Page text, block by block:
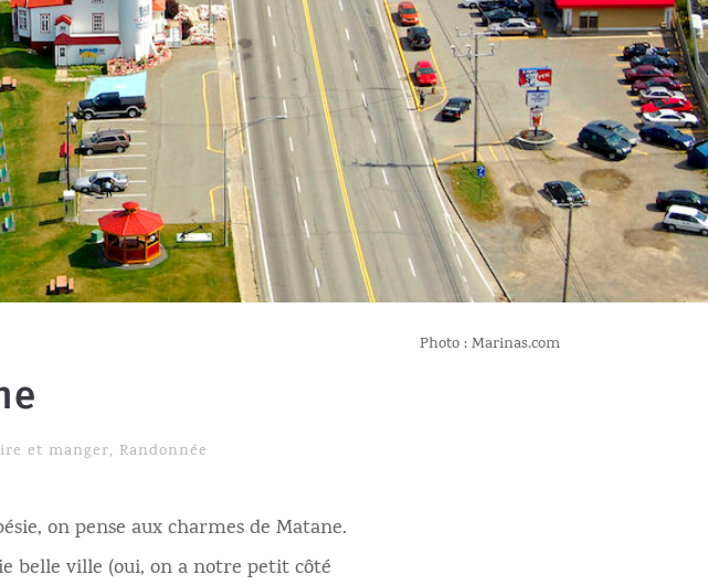
Photo : Marinas.com
et manger, Randonnée
on pense aux charmes de Matane.
belle ville (oui, on a notre petit côté